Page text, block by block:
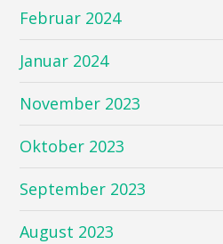
Februar 2024
Januar 2024
November 2023
Oktober 2023
September 2023
August 2023